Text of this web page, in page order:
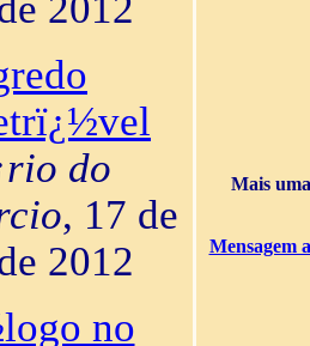
do
, 17 de
2012
no
Mais
Mensagem